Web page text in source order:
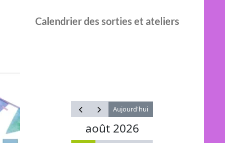
Calendrier des sorties et ateliers